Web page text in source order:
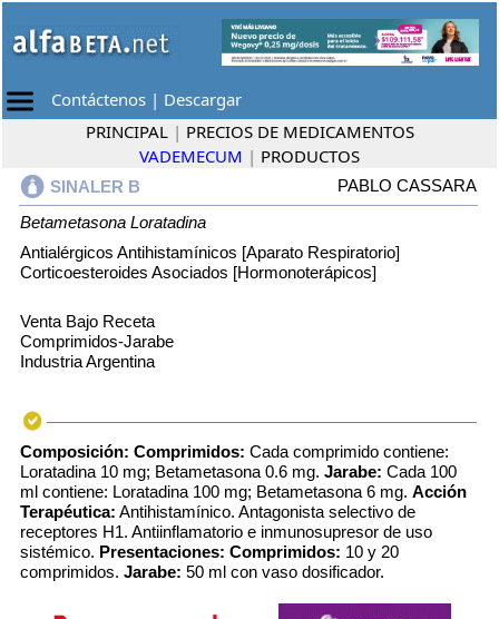
Contáctenos | Descargar
PRINCIPAL | PRECIOS DE MEDICAMENTOS
VADEMECUM | PRODUCTOS
SINALER B
PABLO CASSARA
Betametasona Loratadina
Antialérgicos Antihistamínicos [Aparato Respiratorio]
Corticoesteroides Asociados [Hormonoterápicos]
Venta Bajo Receta
Comprimidos-Jarabe
Industria Argentina
Composición: Comprimidos: Cada comprimido contiene:
Loratadina 10 mg; Betametasona 0.6 mg. Jarabe: Cada 100
ml contiene: Loratadina 100 mg; Betametasona 6 mg. Acción
Terapéutica: Antihistamínico. Antagonista selectivo de
receptores H1. Antiinflamatorio e inmunosupresor de uso
sistémico. Presentaciones: Comprimidos: 10 y 20
comprimidos. Jarabe: 50 ml con vaso dosificador.